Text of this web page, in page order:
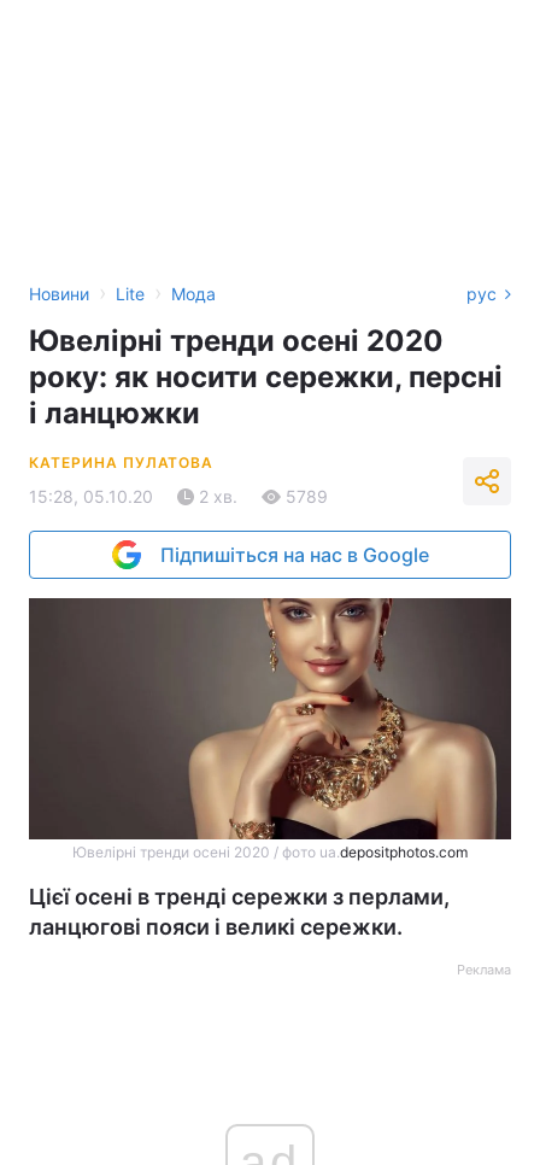
Новини › Lite › Мода рус
Ювелірні тренди осені 2020
року: як носити сережки, персні
і ланцюжки
КАТЕРИНА ПУЛАТОВА
15:28, 05.10.20 2 хв. 5789
Підпишіться на нас в Google
Ювелірні тренди осені 2020 / фото ua.depositphotos.com
Цієї осені в тренді сережки з перлами,
ланцюгові пояси і великі сережки.
Реклама